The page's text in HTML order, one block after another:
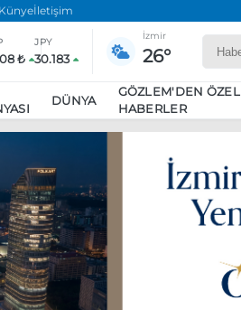
İletişim
₺
JPY
30.183
İzmir
26°
DÜNYA
GÖZLEM'DEN ÖZEL
HABERLER
ziyaret edecek